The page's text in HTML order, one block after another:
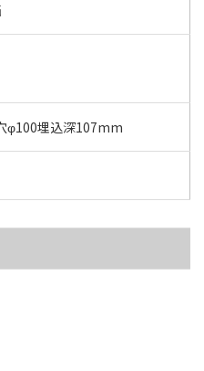
φ100埋込深107mm